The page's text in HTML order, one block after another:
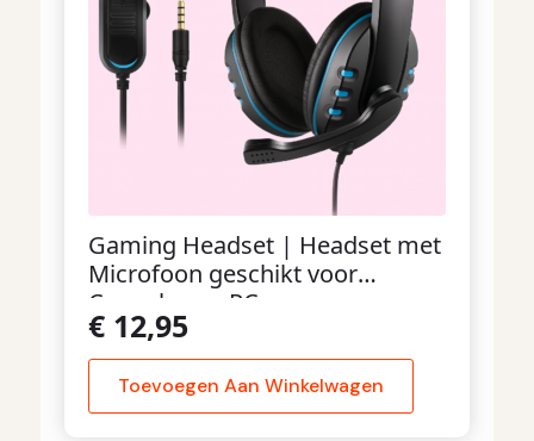
Gaming Headset | Headset met
Microfoon geschikt voor
Consoles en PC
€ 12,95
Toevoegen Aan Winkelwagen